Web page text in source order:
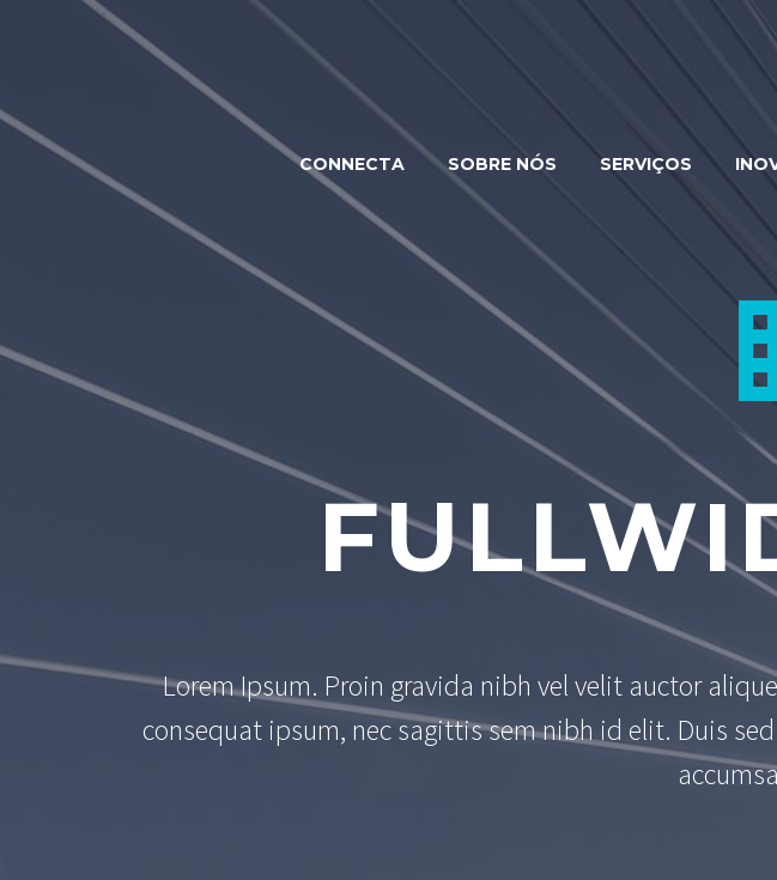
CONNECTA SOBRE NÓS SERVIÇOS
Lorem Ipsum. Proin gravida nibh vel velit auctor
consequat ipsum, nec sagittis sem nibh id elit. Duis